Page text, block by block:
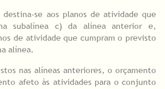
se aos planos de atividade que
subalínea c) da alínea anterior e,
de atividade que cumpram o previsto
alínea.
nas alíneas anteriores, o orçamento
afeto às atividades para o conjunto